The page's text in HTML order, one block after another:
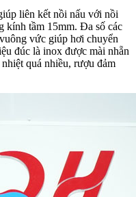
liên kết nồi nấu với nồi
kính tầm 15mm. Đa số các
vức giúp hơi chuyển
đúc là inox được mài nhẵn
quá nhiều, rượu đảm